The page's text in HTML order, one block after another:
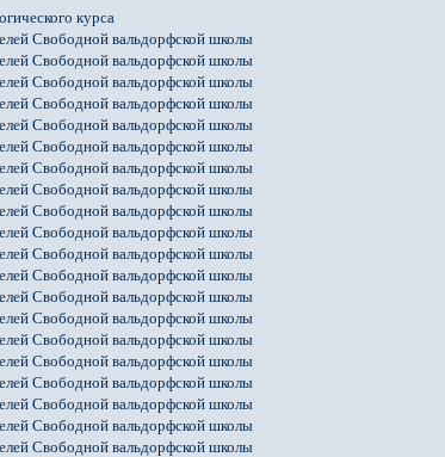
курса
Свободной вальдорфской школы
Свободной вальдорфской школы
Свободной вальдорфской школы
Свободной вальдорфской школы
Свободной вальдорфской школы
Свободной вальдорфской школы
Свободной вальдорфской школы
Свободной вальдорфской школы
Свободной вальдорфской школы
Свободной вальдорфской школы
Свободной вальдорфской школы
Свободной вальдорфской школы
Свободной вальдорфской школы
Свободной вальдорфской школы
Свободной вальдорфской школы
Свободной вальдорфской школы
Свободной вальдорфской школы
Свободной вальдорфской школы
Свободной вальдорфской школы
Свободной вальдорфской школы